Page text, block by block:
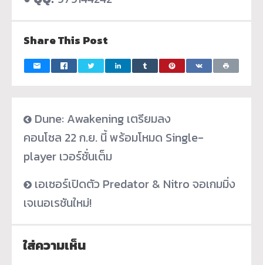
Share This Post
Dune: Awakening เตรียมลง
คอนโซล 22 ก.ย. นี้ พร้อมโหมด Single-
player เวอร์ชั่นเต็ม
เอเซอร์เปิดตัว Predator & Nitro จอเกมมิ่ง
เจเนอเรชันใหม่!
ใส่ความเห็น